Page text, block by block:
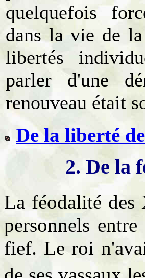
quelquefois
dans la vie de
libertés
parler d'une
renouveau était
De la liberté
2. De la
La féodalité des
personnels
fief. Le roi